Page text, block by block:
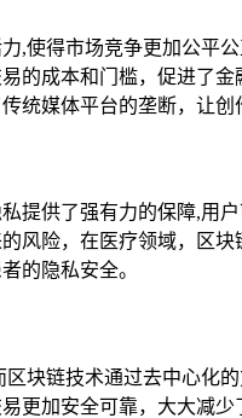
,使得市场竞争更加公
的成本和门槛，促进了
统媒体平台的垄断，让创
提供了强有力的保障,
风险，在医疗领域，区
的隐私安全。
块链技术通过去中心化
更加安全可靠，大大减